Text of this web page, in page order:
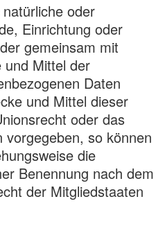
oder
Einrichtung oder
gemeinsam mit
und Mittel der
Daten
und Mittel dieser
oder das
so können
die
Benennung nach dem
der Mitgliedstaaten